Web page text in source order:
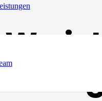
Wo ist